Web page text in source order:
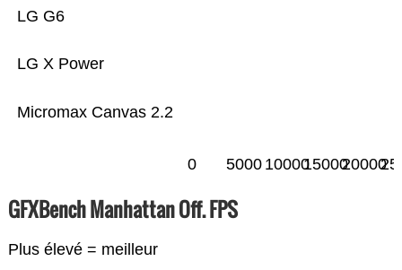
Micromax Canvas 2.2
LG X Power
LG G6
0 5000 100001500020000
GFXBench Manhattan Off. FPS
Plus élevé = meilleur